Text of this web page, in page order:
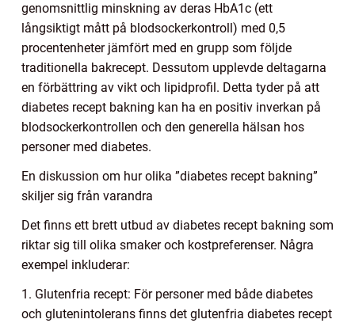
genomsnittlig minskning av deras HbA1c (ett
långsiktigt mått på blodsockerkontroll) med 0,5
procentenheter jämfört med en grupp som följde
traditionella bakrecept. Dessutom upplevde deltagarna
en förbättring av vikt och lipidprofil. Detta tyder på att
diabetes recept bakning kan ha en positiv inverkan på
blodsockerkontrollen och den generella hälsan hos
personer med diabetes.
En diskussion om hur olika ”diabetes recept bakning”
skiljer sig från varandra
Det finns ett brett utbud av diabetes recept bakning som
riktar sig till olika smaker och kostpreferenser. Några
exempel inkluderar:
1. Glutenfria recept: För personer med både diabetes
och glutenintolerans finns det glutenfria diabetes recept